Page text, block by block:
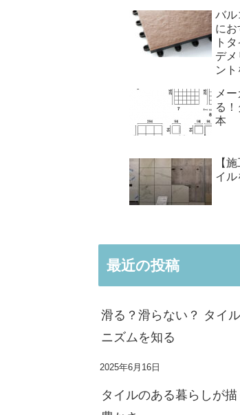
バル
にお
ト
デメ
ント
メ
る
本
【
イル
最近の投稿
滑る？滑らない？ タイ
ニズムを知る
2025年6月16日
タイルのある暮らしが